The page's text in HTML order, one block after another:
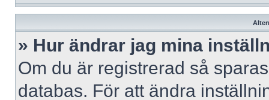
» Hur ändrar jag mina
Om du är registrerad så
databas. För att ändra